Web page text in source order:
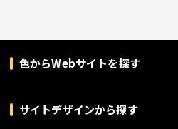
色からWebサイトを探す
サイトデザインから探す